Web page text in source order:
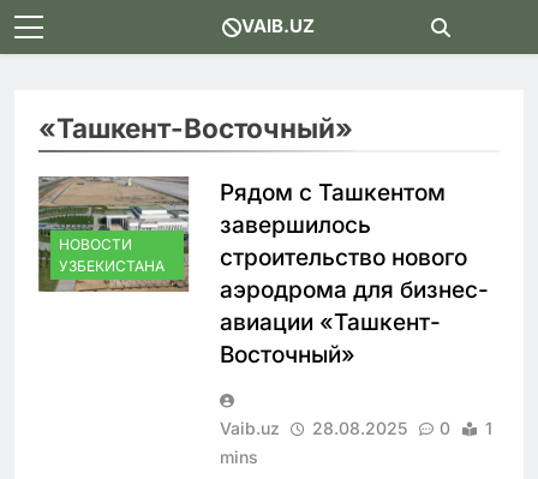
Skip
to
VAIB.UZ
«Ташкент-Восточный»
НОВОСТИ
УЗБЕКИСТАНА
Рядом с Ташкентом
завершилось
строительство нового
аэродрома для бизнес-
авиации «Ташкент-
Восточный»
Vaib.uz 28.08.2025 0
1
mins